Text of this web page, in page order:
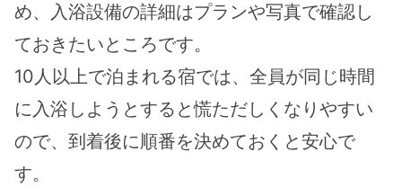
め、入浴設備の詳細はプランや写真で確認し
ておきたいところです。
10人以上で泊まれる宿では、全員が同じ時間
に入浴しようとすると慌ただしくなりやすい
ので、到着後に順番を決めておくと安心で
す。